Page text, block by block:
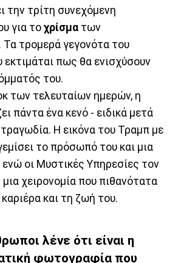
την τρίτη συνεχόμενη
για το χρίσμα των
τρομερά γεγονότα του
εκτιμάται πως θα ενισχύσουν
του.
των τελευταίων ημερών, η
πάντα ένα κενό - ειδικά μετά
τραγωδία. Η εικόνα του Τραμπ με
το πρόσωπό του και μια
ενώ οι Μυστικές Υπηρεσίες τον
χειρονομία που πιθανότατα
και τη ζωή του.
λένε ότι είναι η
φωτογραφία που